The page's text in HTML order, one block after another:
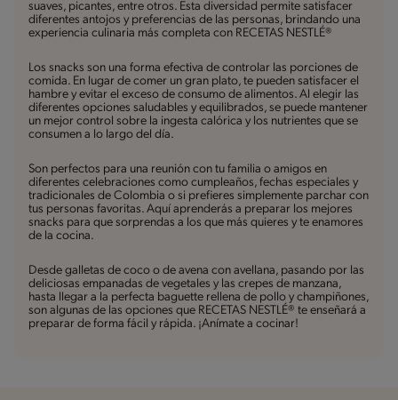
suaves, picantes, entre otros. Esta diversidad permite satisfacer
diferentes antojos y preferencias de las personas, brindando una
experiencia culinaria más completa con RECETAS NESTLÉ®
Los snacks son una forma efectiva de controlar las porciones de
comida. En lugar de comer un gran plato, te pueden satisfacer el
hambre y evitar el exceso de consumo de alimentos. Al elegir las
diferentes opciones saludables y equilibrados, se puede mantener
un mejor control sobre la ingesta calórica y los nutrientes que se
consumen a lo largo del día.
Son perfectos para una reunión con tu familia o amigos en
diferentes celebraciones como cumpleaños, fechas especiales y
tradicionales de Colombia o si prefieres simplemente parchar con
tus personas favoritas. Aquí aprenderás a preparar los mejores
snacks para que sorprendas a los que más quieres y te enamores
de la cocina.
Desde galletas de coco o de avena con avellana, pasando por las
deliciosas empanadas de vegetales y las crepes de manzana,
hasta llegar a la perfecta baguette rellena de pollo y champiñones,
son algunas de las opciones que RECETAS NESTLÉ® te enseñará a
preparar de forma fácil y rápida. ¡Anímate a cocinar!